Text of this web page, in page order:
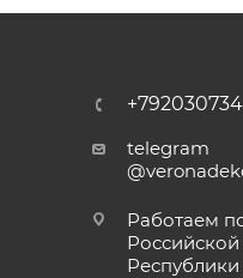
telegram
Работаем